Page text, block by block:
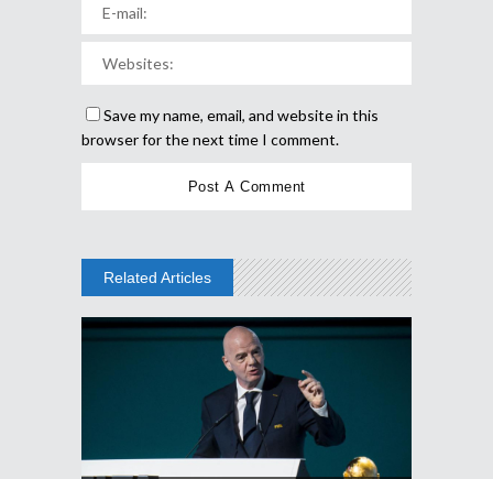
Save my name, email, and website in this
browser for the next time I comment.
Related Articles